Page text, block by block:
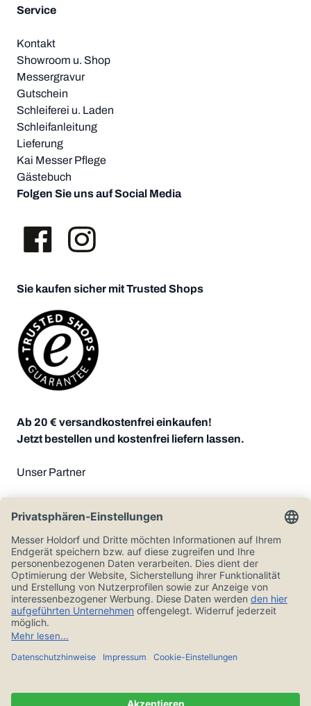
Service
Kontakt
Showroom u. Shop
Messergravur
Gutschein
Schleiferei u. Laden
Schleifanleitung
Lieferung
Kai Messer Pflege
Gästebuch
Folgen Sie uns auf Social Media
Sie kaufen sicher mit Trusted Shops
Ab 20 € versandkostenfrei einkaufen!
Jetzt bestellen und kostenfrei liefern lassen.
Unser Partner
Zahlungsoptionen
Alle Preise in Euro und inkl. der gesetzlichen Mehrwertsteuer, zzgl.